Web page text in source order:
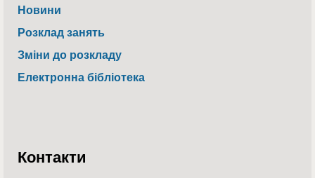
Новини
Розклад занять
Зміни до розкладу
Електронна бібліотека
Контакти